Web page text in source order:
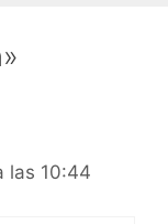
las 10:44